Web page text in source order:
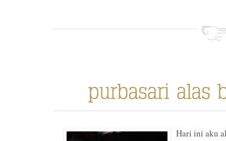
Hari ini aku